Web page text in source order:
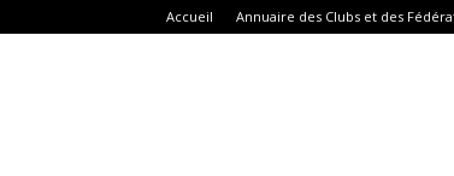
Accueil Annuaire des Clubs et des